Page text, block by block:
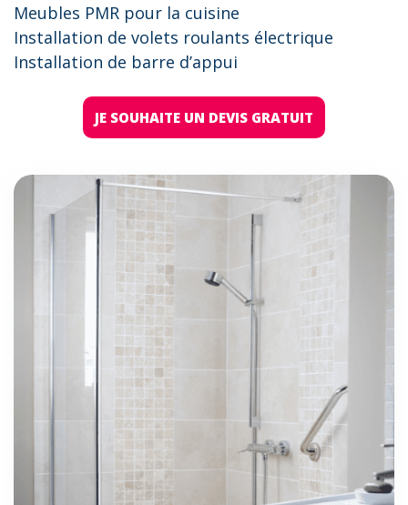
Meubles PMR pour la cuisine
Installation de volets roulants électrique
Installation de barre d’appui
JE SOUHAITE UN DEVIS GRATUIT